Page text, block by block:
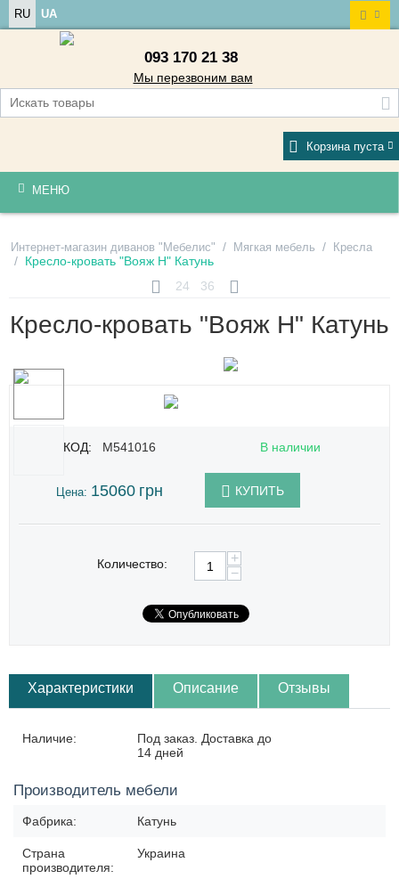
RU UA
093 170 21 38
Мы перезвоним вам
Корзина пуста
МЕНЮ
Интернет-магазин диванов "Мебелис" / Мягкая мебель / Кресла
/ Кресло-кровать "Вояж Н" Катунь
24
36
Кресло-кровать "Вояж Н" Катунь
КОД: M541016 В наличии
Цена: 15060 грн КУПИТЬ
Количество:
+
−
Характеристики Описание Отзывы
Наличие:
Под заказ. Доставка до
14 дней
Производитель мебели
Фабрика: Катунь
Страна
производителя:
Украина